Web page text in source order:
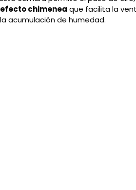
efecto chimenea que facilita la
la acumulación de humedad.